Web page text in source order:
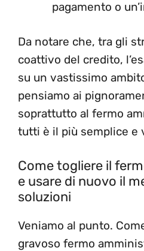
pagamento o
Da notare che, tra gli
coattivo del credito,
su un vastissimo
pensiamo ai
soprattutto al fermo
tutti è il più semplice e
Come togliere il
e usare di nuovo il
soluzioni
Veniamo al punto.
gravoso fermo